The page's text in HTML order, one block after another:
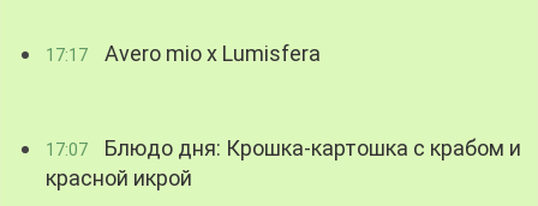
17:17 Avero mio x Lumisfera
17:07
Блюдо дня: Крошка-картошка с крабом и
красной икрой